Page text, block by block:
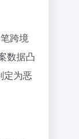
跨境
数据凸
定为恶